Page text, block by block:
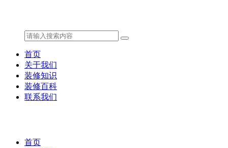
首页
关于我们
装修知识
装修百科
联系我们
首页